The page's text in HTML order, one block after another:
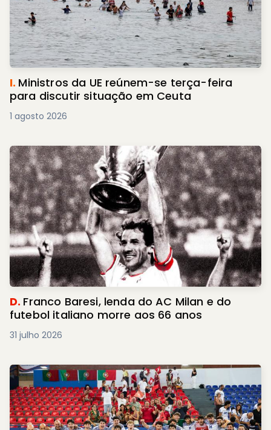
I. Ministros da UE reúnem-se terça-feira
para discutir situação em Ceuta
1 agosto 2026
D. Franco Baresi, lenda do AC Milan e do
futebol italiano morre aos 66 anos
31 julho 2026